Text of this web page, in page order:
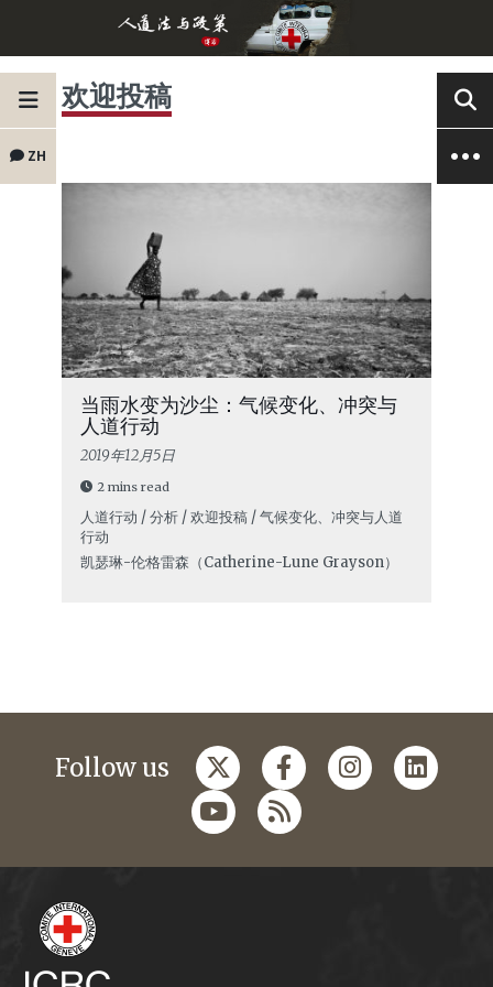
ZH
欢迎投稿
当雨水变为沙尘：气候变化、冲突与
人道行动
2019年12月5日
2 mins read
人道行动 / 分析 / 欢迎投稿 / 气候变化、冲突与人道
行动
凯瑟琳-伦·格雷森（Catherine-Lune Grayson）
Follow us